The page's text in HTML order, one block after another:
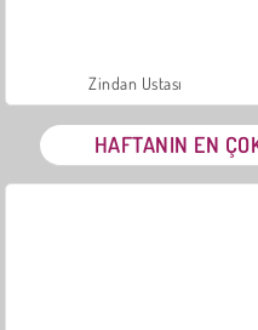
Zindan Ustası
HAFTANIN EN